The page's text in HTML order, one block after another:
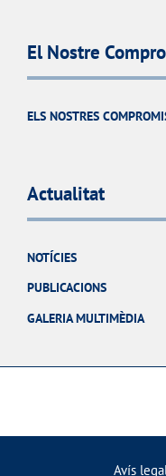
El Nostre
ELS NOSTRES
Actualitat
NOTÍCIES
PUBLICACIONS
GALERIA MULTIMÈDIA
Avís